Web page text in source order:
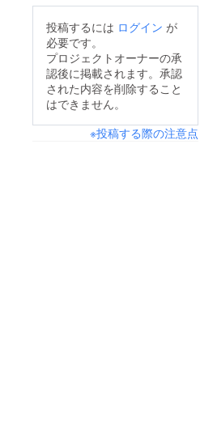
投稿するには ログイン が
必要です。
プロジェクトオーナーの承
認後に掲載されます。承認
された内容を削除すること
はできません。
※投稿する際の注意点